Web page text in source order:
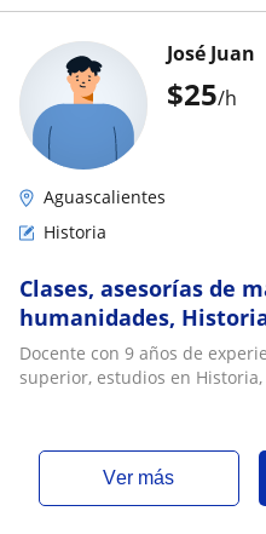
$25/h
José Juan
Aguascalientes
Historia
Clases, asesorías de
humanidades,
Políticas, etc
Docente con 9 años de
superior, estudios en
ver más